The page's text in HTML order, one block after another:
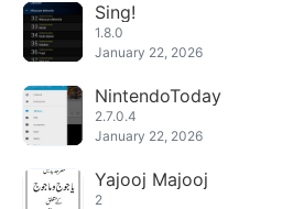
Sing!
1.8.0
January 22, 2026
NintendoToday
2.7.0.4
January 22, 2026
Yajooj Majooj
2